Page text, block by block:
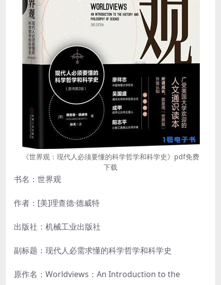
《世界观：现代人必须要懂的科学哲学和科学史》pdf免费
下载
书名：世界观
作者：[美]理查德·德威特
出版社：机械工业出版社
副标题：现代人必需求懂的科学哲学和科学史
原作名：Worldviews：An Introduction to the